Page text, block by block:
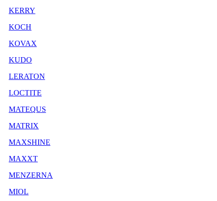
KERRY
KOCH
KOVAX
KUDO
LERATON
LOCTITE
MATEQUS
MATRIX
MAXSHINE
MAXXT
MENZERNA
MIOL